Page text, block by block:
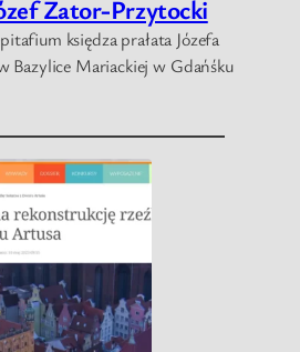
Zator-Przytocki
księdza prałata Józefa
Bazylice Mariackiej w Gdańśku